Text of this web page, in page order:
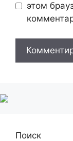
этом
Поиск